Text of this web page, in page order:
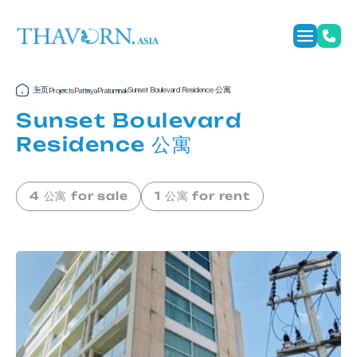
主页ProjectsPattayaPratumnakSunset Boulevard Residence 公寓
Sunset Boulevard
Residence 公寓
4 公寓 for sale 1 公寓 for rent